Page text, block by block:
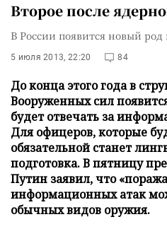
Второе после
В России появится новый род
5 июля 2013, 22:20 84
До конца этого года в
Вооруженных сил
будет отвечать за
Для офицеров, которые
обязательной станет
подготовка. В пятницу
Путин заявил, что
информационных атак
обычных видов оружия.